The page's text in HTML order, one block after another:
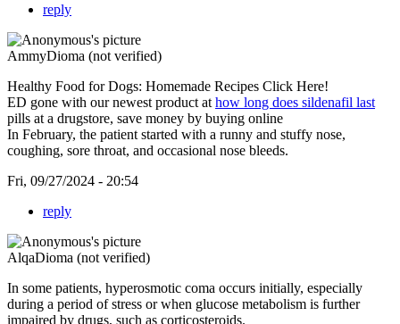
reply
AmmyDioma (not verified)
Healthy Food for Dogs: Homemade Recipes Click Here!
ED gone with our newest product at how long does sildenafil last
pills at a drugstore, save money by buying online
In February, the patient started with a runny and stuffy nose,
coughing, sore throat, and occasional nose bleeds.
Fri, 09/27/2024 - 20:54
reply
AlqaDioma (not verified)
In some patients, hyperosmotic coma occurs initially, especially
during a period of stress or when glucose metabolism is further
impaired by drugs, such as corticosteroids.